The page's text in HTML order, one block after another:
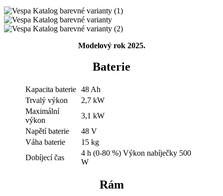
Modelový rok 2025.
Baterie
Kapacita baterie 48 Ah
Trvalý výkon
2,7 kW
Maximální
výkon
3,1 kW
Napětí baterie
48 V
Váha baterie
15 kg
Dobíjecí čas
4 h (0-80 %) Výkon nabíječky 500
W
Rám